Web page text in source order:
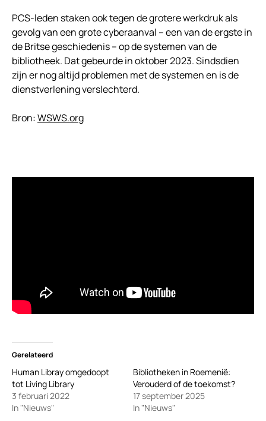
PCS-leden staken ook tegen de grotere werkdruk als
gevolg van een grote cyberaanval – een van de ergste in
de Britse geschiedenis – op de systemen van de
bibliotheek. Dat gebeurde in oktober 2023. Sindsdien
zijn er nog altijd problemen met de systemen en is de
dienstverlening verslechterd.
Bron:WSWS.org
Gerelateerd
Human Libray omgedoopt
tot Living Library
3 februari 2022
In "Nieuws"
Bibliotheken in Roemenië:
Verouderd of de toekomst?
17 september 2025
In "Nieuws"